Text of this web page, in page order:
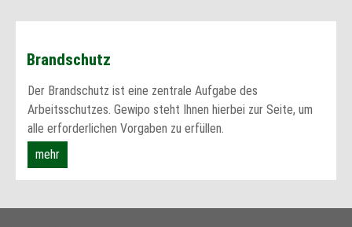
Brandschutz
Der Brandschutz ist eine zentrale Aufgabe des
Arbeitsschutzes. Gewipo steht Ihnen hierbei zur Seite, um
alle erforderlichen Vorgaben zu erfüllen.
mehr